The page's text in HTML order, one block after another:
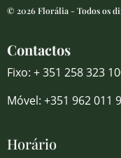
© 2026 Florália - Todos os
Contactos
Fixo: + 351 258 323
Móvel: +351 962 011
Horário